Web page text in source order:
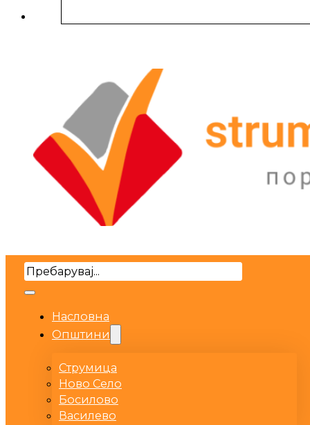
Search
Насловна
Општини
Струмица
Ново Село
Босилово
Василево